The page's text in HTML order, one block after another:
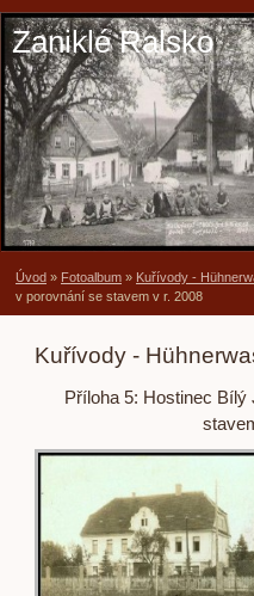
Zaniklé Ralsko
Úvod » Fotoalbum » Kuřívody -
v porovnání se stavem v r. 2008
Kuřívody -
Příloha 5: Hostinec Bílý